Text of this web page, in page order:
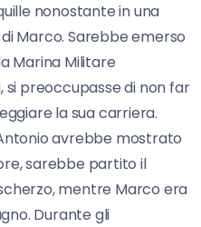
nonostante in una
Marco. Sarebbe emerso
Marina Militare
si preoccupasse di non far
la sua carriera.
avrebbe mostrato
sarebbe partito il
mentre Marco era
Durante gli